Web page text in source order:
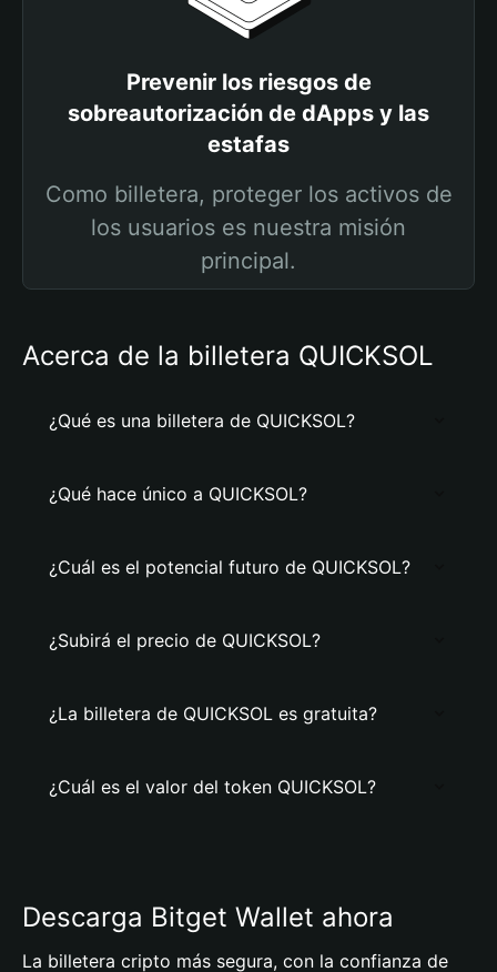
Prevenir los riesgos de
sobreautorización de dApps y las
estafas
Como billetera, proteger los activos de
los usuarios es nuestra misión
principal.
Acerca de la billetera QUICKSOL
¿Qué es una billetera de QUICKSOL?
¿Qué hace único a QUICKSOL?
¿Cuál es el potencial futuro de QUICKSOL?
¿Subirá el precio de QUICKSOL?
¿La billetera de QUICKSOL es gratuita?
¿Cuál es el valor del token QUICKSOL?
Descarga Bitget Wallet ahora
La billetera cripto más segura, con la confianza de